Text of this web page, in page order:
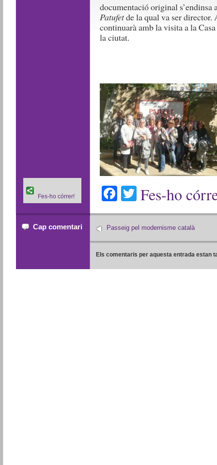
documentació original s’endinsa
Patufetde la qual va ser director.
continuarà amb la visita a la
la ciutat.
Facebook
Twitter
Fes-ho
Fes-ho córrer!
Cap comentari Passeig pel modernisme català
Els comentaris per aquesta entrada estan